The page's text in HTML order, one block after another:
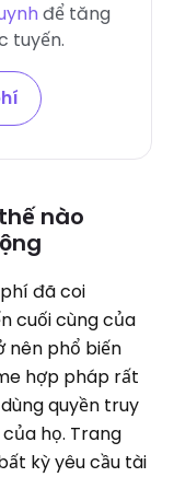
để tăng
tuyến.
nào
đã coi
cuối cùng của
nên phổ biến
hợp pháp rất
quyền truy
họ. Trang
kỳ yêu cầu tài